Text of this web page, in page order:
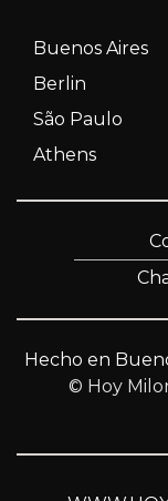
Buenos Aires
Berlin
São Paulo
Athens
Hecho en
© Hoy